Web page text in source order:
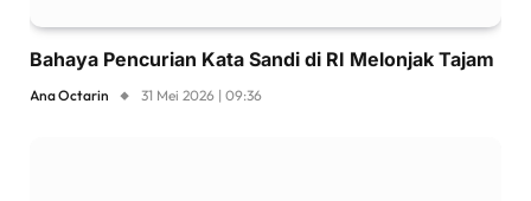
Bahaya Pencurian Kata Sandi di RI Melonjak Tajam
Ana Octarin 31 Mei 2026 | 09:36